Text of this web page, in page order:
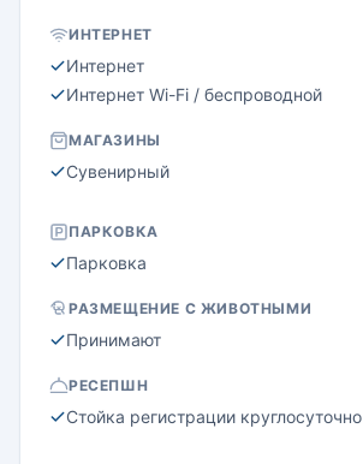
ИНТЕРНЕТ
Интернет
Интернет Wi-Fi / беспроводной
МАГАЗИНЫ
Сувенирный
ПАРКОВКА
Парковка
РАЗМЕЩЕНИЕ С ЖИВОТНЫМИ
Принимают
РЕСЕПШН
Стойка регистрации круглосуточно